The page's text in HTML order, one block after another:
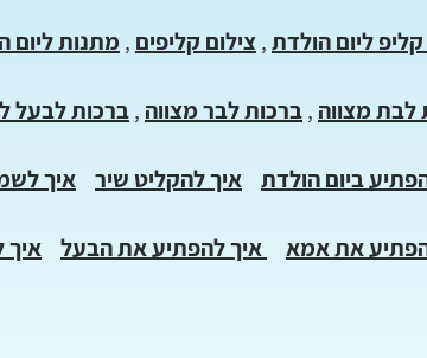
ליום הולדת,צילום קליפים , מתנות ליום
לבת מצווה ,ברכות לבר מצווה ,ברכות לבעל
ביום הולדת איך להקליט שיר איך
את אמא איך להפתיע את הבעל איך